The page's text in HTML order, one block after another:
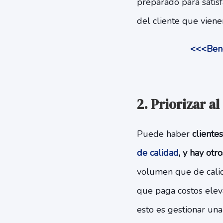
del cliente que
2. Priorizar
Puede haber
de calidad, y hay
volumen que de
que paga costos
esto es gestionar